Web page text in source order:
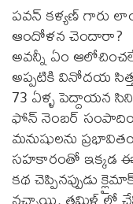
పవన్ కళ్యణ్ గారు
ఆందోళన చెందారా?
అవన్నీ ఏం
అప్పటికి వినోదయ
73 ఏళ్ళ పెద్దాయన
ఫోన్ నెంబర్
మనుషులను
సహకారంతో ఇక్కడ
కథ చెప్పినప్పుడు